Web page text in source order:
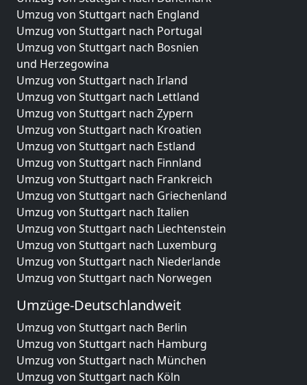
Umzug von Stuttgart nach England
Umzug von Stuttgart nach Portugal
Umzug von Stuttgart nach Bosnien
und Herzegowina
Umzug von Stuttgart nach Irland
Umzug von Stuttgart nach Lettland
Umzug von Stuttgart nach Zypern
Umzug von Stuttgart nach Kroatien
Umzug von Stuttgart nach Estland
Umzug von Stuttgart nach Finnland
Umzug von Stuttgart nach Frankreich
Umzug von Stuttgart nach Griechenland
Umzug von Stuttgart nach Italien
Umzug von Stuttgart nach Liechtenstein
Umzug von Stuttgart nach Luxemburg
Umzug von Stuttgart nach Niederlande
Umzug von Stuttgart nach Norwegen
Umzüge-Deutschlandweit
Umzug von Stuttgart nach Berlin
Umzug von Stuttgart nach Hamburg
Umzug von Stuttgart nach München
Umzug von Stuttgart nach Köln